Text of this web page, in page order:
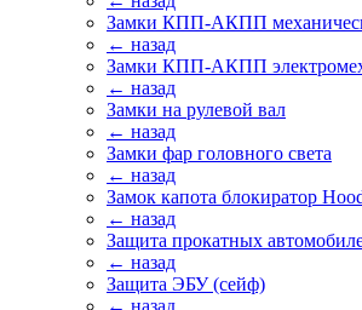
Замки КПП-АКПП
← назад
Замки КПП-АКПП
← назад
Замки на рулевой вал
← назад
Замки фар головного света
← назад
Замок капота блокиратор
← назад
Защита прокатных
← назад
Защита ЭБУ (сейф)
← назад